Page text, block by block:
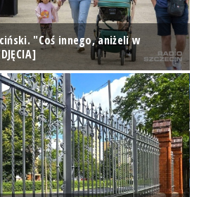
"Coś innego, aniżeli w